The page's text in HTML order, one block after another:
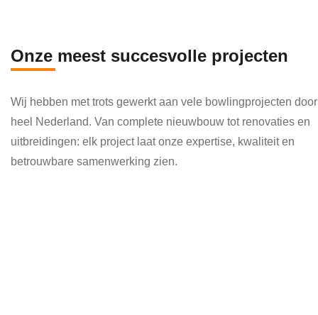
kund
Onze meest succesvolle projecten
Wij hebben met trots gewerkt aan vele bowlingprojecten door
heel Nederland. Van complete nieuwbouw tot renovaties en
uitbreidingen: elk project laat onze expertise, kwaliteit en
betrouwbare samenwerking zien.